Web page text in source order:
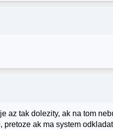
az tak dolezity, ak na tom
pretoze ak ma system